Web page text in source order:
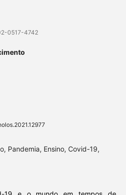
0517-4742
Pandemia, Ensino, Covid-19,